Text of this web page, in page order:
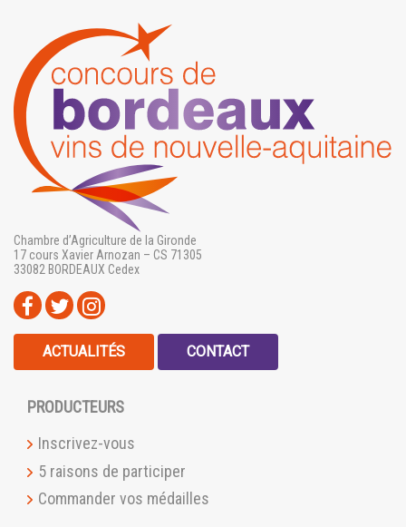
Chambre d’Agriculture de la Gironde
17 cours Xavier Arnozan – CS 71305
33082 BORDEAUX Cedex
ACTUALITÉS CONTACT
PRODUCTEURS
Inscrivez-vous
5 raisons de participer
Commander vos médailles